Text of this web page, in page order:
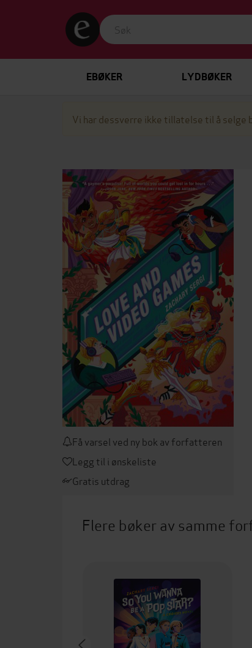
EBØKER LYDBØKER
Vi har dessverre ikke tillatelse til å selge
Få varsel ved ny bok av forfatteren
Legg til i ønskeliste
Gratis utdrag
Flere bøker av samme